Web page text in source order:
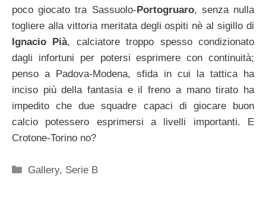
poco giocato tra Sassuolo-Portogruaro, senza nulla
togliere alla vittoria meritata degli ospiti nè al sigillo di
Ignacio Pià, calciatore troppo spesso condizionato
dagli infortuni per potersi esprimere con continuità;
penso a Padova-Modena, sfida in cui la tattica ha
inciso più della fantasia e il freno a mano tirato ha
impedito che due squadre capaci di giocare buon
calcio potessero esprimersi a livelli importanti. E
Crotone-Torino no?
Categorie
Gallery, Serie B